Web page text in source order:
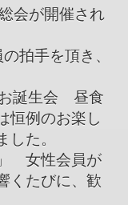
会が開催され
拍手を頂き、
お誕生会 昼食
恒例のお楽し
た。
女性会員が
くたびに、歓